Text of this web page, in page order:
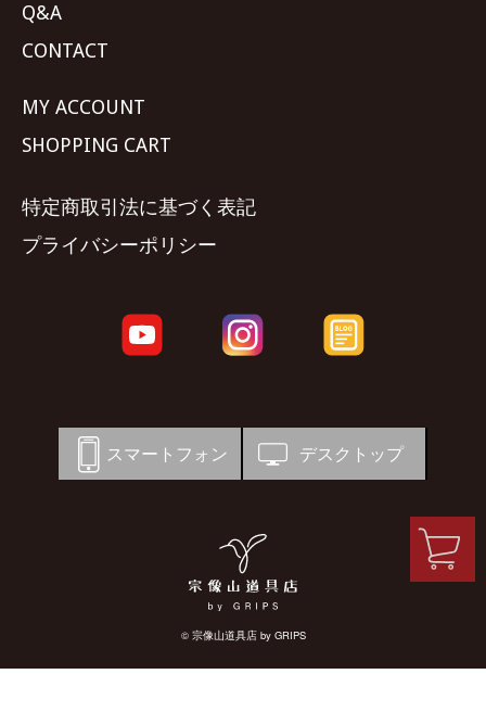
Q&A
CONTACT
MY ACCOUNT
SHOPPING CART
特定商取引法に基づく表記
プライバシーポリシー
スマートフォン デスクトップ
© 宗像山道具店 by GRIPS